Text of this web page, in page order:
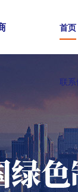
首页
联系